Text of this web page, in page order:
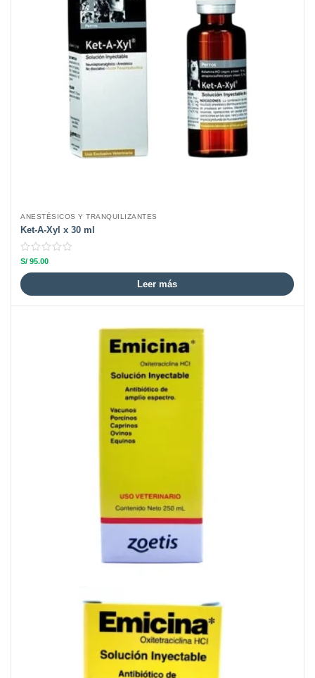
ANESTÉSICOS Y TRANQUILIZANTES
Ket-A-Xyl x 30 ml
S/ 95.00
Leer más